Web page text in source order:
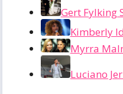
Gert Fylking
Kimberly
Myrra
Luciano